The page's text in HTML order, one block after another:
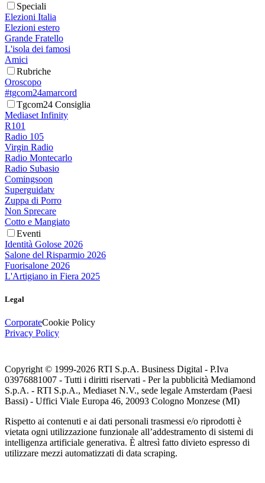
Speciali
Elezioni Italia
Elezioni estero
Grande Fratello
L'isola dei famosi
Amici
Rubriche
Oroscopo
#tgcom24amarcord
Tgcom24 Consiglia
Mediaset Infinity
R101
Radio 105
Virgin Radio
Radio Montecarlo
Radio Subasio
Comingsoon
Superguidatv
Zuppa di Porro
Non Sprecare
Cotto e Mangiato
Eventi
Identità Golose 2026
Salone del Risparmio 2026
Fuorisalone 2026
L'Artigiano in Fiera 2025
Legal
CorporateCookie Policy
Privacy Policy
Copyright © 1999-2026 RTI S.p.A. Business Digital - P.Iva
03976881007 - Tutti i diritti riservati - Per la pubblicità Mediamond
S.p.A. - RTI S.p.A., Mediaset N.V., sede legale Amsterdam (Paesi
Bassi) - Uffici Viale Europa 46, 20093 Cologno Monzese (MI)
Rispetto ai contenuti e ai dati personali trasmessi e/o riprodotti è
vietata ogni utilizzazione funzionale all’addestramento di sistemi di
intelligenza artificiale generativa. È altresì fatto divieto espresso di
utilizzare mezzi automatizzati di data scraping.